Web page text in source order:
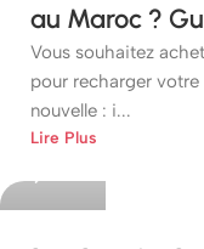
au Maroc ?
Vous souhaitez
pour recharger
nouvelle : i...
Lire Plus
etshop